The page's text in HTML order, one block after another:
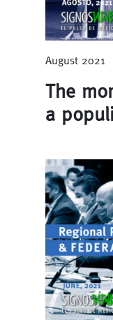
August 2021
The
a